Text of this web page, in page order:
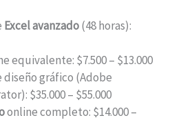
Excel avanzado(48 horas):
equivalente: $7.500 – $13.000
diseño gráfico (Adobe
$35.000 – $55.000
online completo: $14.000 –